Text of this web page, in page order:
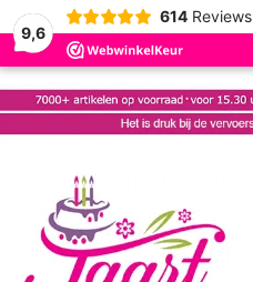
9,6
614 Reviews